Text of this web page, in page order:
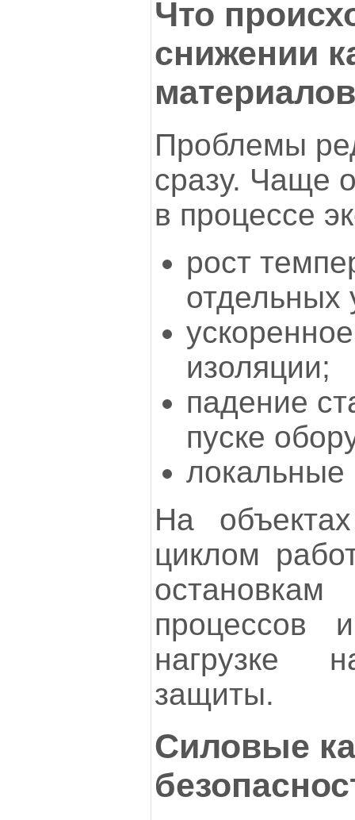
Что
снижении
материалов
Проблемы
сразу. Чаще
в процессе
рост
отдельных
изоляции;
падение
пуске
На
циклом
остановкам
процессов
нагрузке
защиты.
Силовые